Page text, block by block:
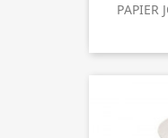
PAPIER